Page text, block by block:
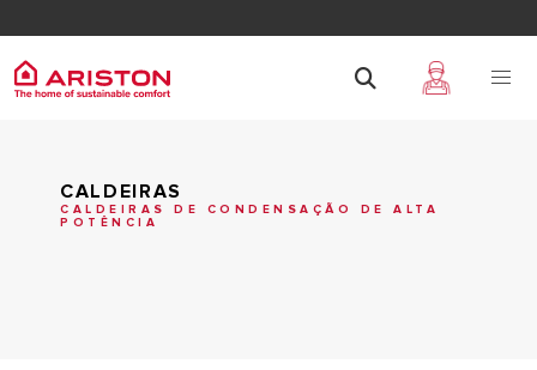
CALDEIRAS
CALDEIRAS DE CONDENSAÇÃO DE ALTA
POTÊNCIA